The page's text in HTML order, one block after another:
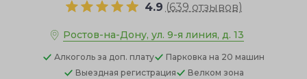
4.9 (639 отзывов)
Ростов-на-Дону, ул. 9-я линия, д. 13
Алкоголь за доп. плату Парковка на 20 машин
Выездная регистрация
Велком зона